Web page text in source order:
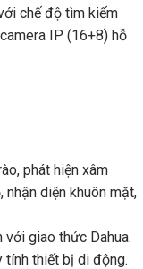
chế độ tìm kiếm
IP (16+8) hỗ
phát hiện xâm
nhận diện khuôn mặt,
giao thức Dahua.
tính thiết bị di động.